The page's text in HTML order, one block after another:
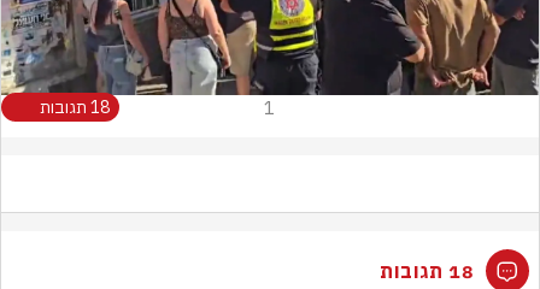
Video
1 18 תגובות
18 תגובות